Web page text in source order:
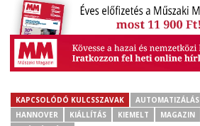
KAPCSOLÓDÓ KULCSSZAVAK AUTOMATIZÁLÁS
HANNOVER
KIÁLLÍTÁS KIEMELT MAGAZIN